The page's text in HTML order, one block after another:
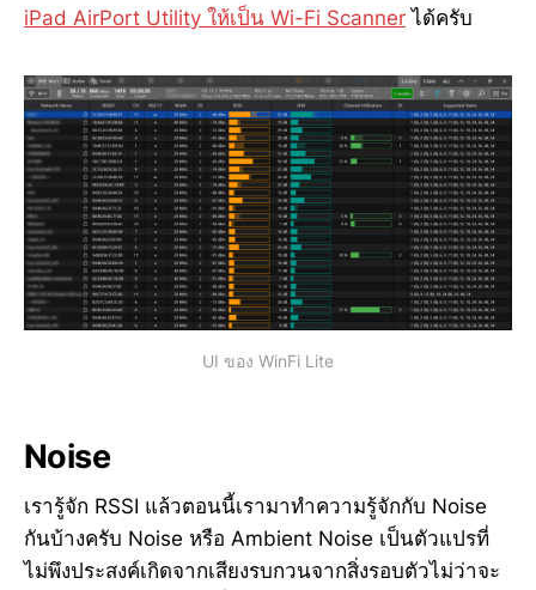
iPad AirPort Utility ให้เป็น Wi-Fi Scanner ได้ครับ
UI ของ WinFi Lite
Noise
เรารู้จัก RSSI แล้วตอนนี้เรามาทำความรู้จักกับ Noise
กันบ้างครับ Noise หรือ Ambient Noise เป็นตัวแปรที่
ไม่พึงประสงค์เกิดจากเสียงรบกวนจากสิ่งรอบตัวไม่ว่าจะ